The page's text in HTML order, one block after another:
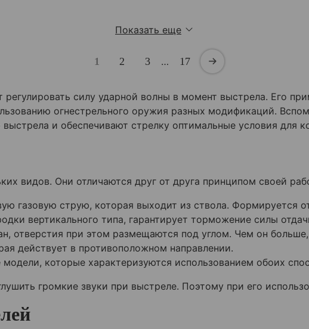
Показать еще
1 2 3 … 17
силу ударной волны в момент выстрела. Его
огнестрельного оружия разных модификаций.
и обеспечивают стрелку оптимальные условия для
видов. Они отличаются друг от друга принципом своей
газовую струю, которая выходит из ствола. Формируется
вертикального типа, гарантирует торможение силы
отверстия при этом размещаются под углом. Чем он
действует в противоположном направлении.
которые характеризуются использованием обоих
громкие звуки при выстреле. Поэтому при его